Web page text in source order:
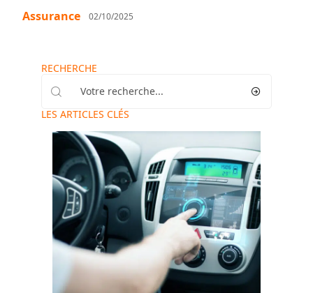
Assurance 02/10/2025
RECHERCHE
LES ARTICLES CLÉS